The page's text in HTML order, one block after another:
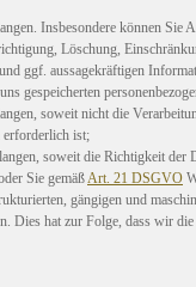
Insbesondere können
Löschung,
ggf. aussagekräftigen
gespeicherten
soweit nicht die
erforderlich ist;
soweit die Richtigkeit
Sie gemäßArt. 21 DSGVO
gängigen und
Dies hat zur Folge, dass wir